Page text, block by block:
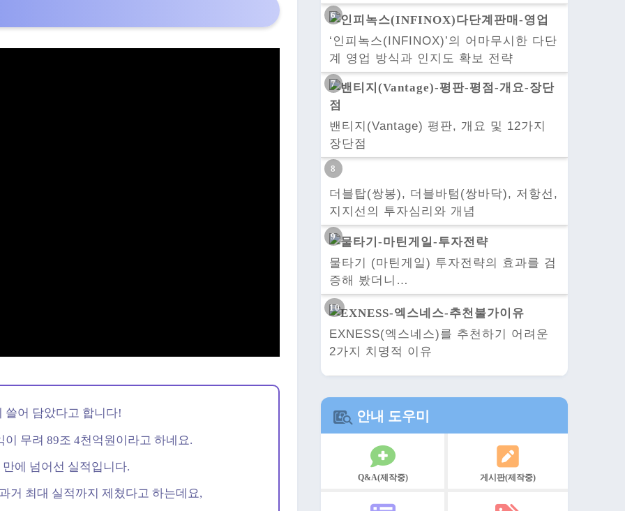
쓸어 담았다고 합니다!
무려 89조 4천억원이라고 하네요.
에 넘어선 실적입니다.
거 최대 실적까지 제쳤다고 하는데요,
‘인피녹스(INFINOX)’의 어마무시한 다단
계 영업 방식과 인지도 확보 전략
밴티지(Vantage) 평판, 개요 및 12가지
장단점
더블탑(쌍봉), 더블바텀(쌍바닥), 저항선,
지지선의 투자심리와 개념
물타기 (마틴게일) 투자전략의 효과를 검
증해 봤더니…
EXNESS(엑스네스)를 추천하기 어려운
2가지 치명적 이유
안내 도우미
Q&A(제작중) 게시판(제작중)